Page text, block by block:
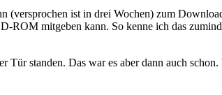
(versprochen ist in drei Wochen) zum
mitgeben kann. So kenne ich das
standen. Das war es aber dann auch